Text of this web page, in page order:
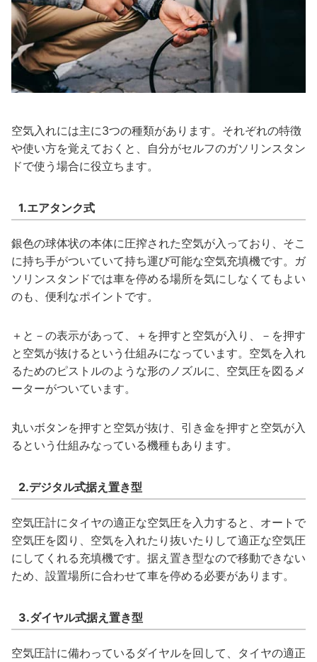
空気入れには主に3つの種類があります。それぞれの特徴
や使い方を覚えておくと、自分がセルフのガソリンスタン
ドで使う場合に役立ちます。
1.エアタンク式
銀色の球体状の本体に圧搾された空気が入っており、そこ
に持ち手がついていて持ち運び可能な空気充填機です。ガ
ソリンスタンドでは車を停める場所を気にしなくてもよい
のも、便利なポイントです。
＋と－の表示があって、＋を押すと空気が入り、－を押す
と空気が抜けるという仕組みになっています。空気を入れ
るためのピストルのような形のノズルに、空気圧を図るメ
ーターがついています。
丸いボタンを押すと空気が抜け、引き金を押すと空気が入
るという仕組みなっている機種もあります。
2.デジタル式据え置き型
空気圧計にタイヤの適正な空気圧を入力すると、オートで
空気圧を図り、空気を入れたり抜いたりして適正な空気圧
にしてくれる充填機です。据え置き型なので移動できない
ため、設置場所に合わせて車を停める必要があります。
3.ダイヤル式据え置き型
空気圧計に備わっているダイヤルを回して、タイヤの適正